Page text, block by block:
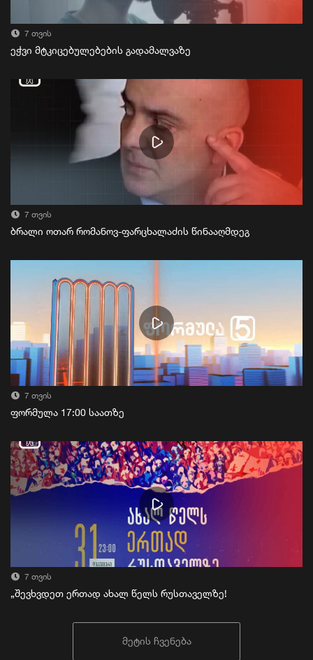
7 თვის
ეჭვი მტკიცებულებების გადამალვაზე
7 თვის
ბრალი ოთარ რომანოვ-ფარცხალაძის წინააღმდეგ
7 თვის
ფორმულა 17:00 საათზე
7 თვის
„შევხვდეთ ერთად ახალ წელს რუსთაველზე!
მეტის ჩვენება